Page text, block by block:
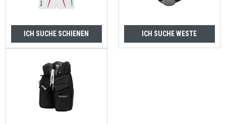
ICH SUCHE SCHIENEN ICH SUCHE WESTE